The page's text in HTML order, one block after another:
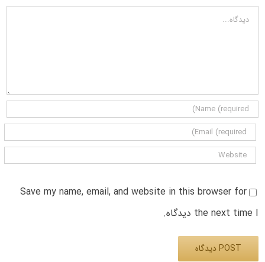
دیدگاه
Save my name, email, and website in this browser for
the next time I دیدگاه.